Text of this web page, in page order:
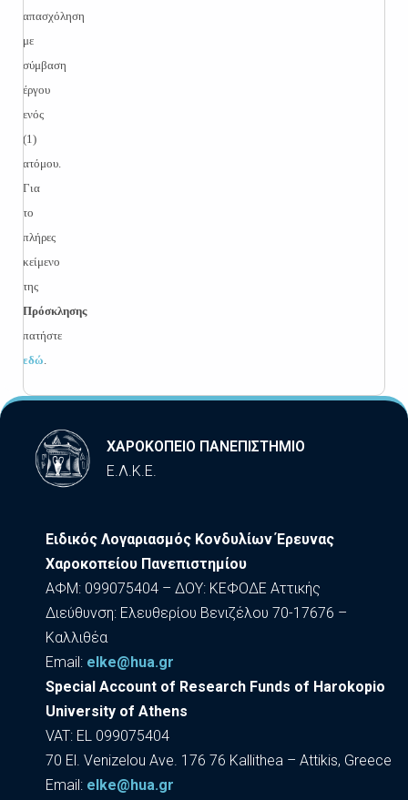
απασχόληση
με
σύμβαση
έργου
ενός
(1)
ατόμου.
Για
το
πλήρες
κείμενο
της
Πρόσκλησης
πατήστε
εδώ.
ΧΑΡΟΚΟΠΕΙΟ ΠΑΝΕΠΙΣΤΗΜΙΟ
Ε.Λ.Κ.Ε.
Ειδικός Λογαριασμός Κονδυλίων Έρευνας
Χαροκοπείου Πανεπιστημίου
ΑΦΜ: 099075404 – ΔΟΥ: ΚΕΦΟΔΕ Αττικής
Διεύθυνση: Ελευθερίου Βενιζέλου 70-17676 –
Καλλιθέα
Εmail: elke@hua.gr
Special Account of Research Funds of Harokopio
University of Athens
VAT: EL 099075404
70 El. Venizelou Ave. 176 76 Kallithea – Attikis, Greece
Εmail: elke@hua.gr